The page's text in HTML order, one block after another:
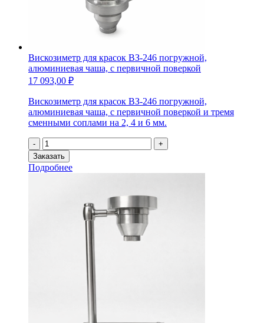
Вискозиметр для красок ВЗ-246 погружной,
алюминиевая чаша, с первичной поверкой
17 093,00 ₽
Вискозиметр для красок ВЗ-246 погружной,
алюминиевая чаша, с первичной поверкой и тремя
сменными соплами на 2, 4 и 6 мм.
-
Количество
товара
Вискозиметр
для
погружной,
алюминиевая
+
Заказать
Подробнее